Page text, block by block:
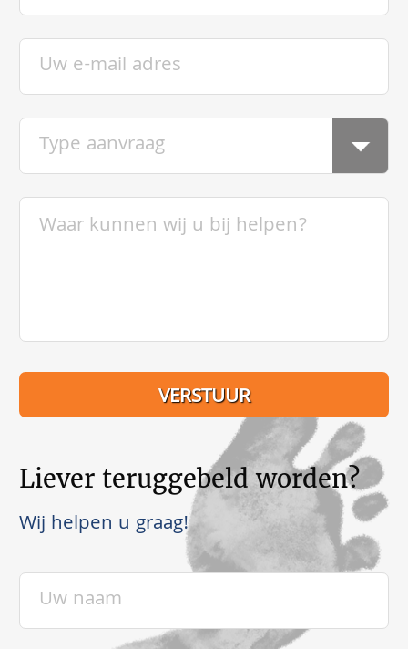
Liever teruggebeld worden?
Wij helpen u graag!